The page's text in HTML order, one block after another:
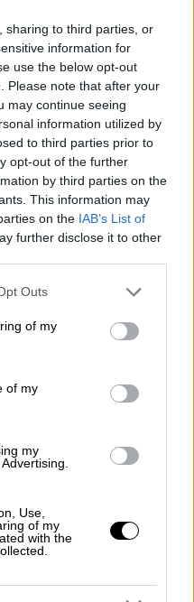
sharing to third parties, or
information for
use the below opt-out
Please note that after your
may continue seeing
information utilized by
to third parties prior to
opt-out of the further
by third parties on the
This information may
on the IAB’s List of
further disclose it to other
uses one or more Google
You may click to
its third-party tags to
purposes in below Google
Outs
of my
of my
my
Use,
of my
with the
αφορούν 564
το 95% επί των
αρκετά από
κατά περίπτωση
τους
χαρακτηριστικά
του
Αρεοπαγίτου
είχε ως
δύο
οι τρομοκράτες
με την σχετική
αριθμό
σε θρησκευτικό
σκοπό την
αξίζει να τονιστεί
εναντίον